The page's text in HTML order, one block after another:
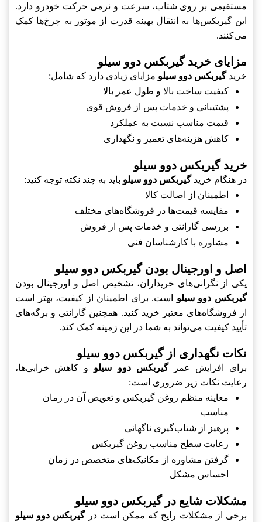
مستقیمی بر روی شتاب، سرعت و نرمی حرکت خودرو دارد.
این گیربکس‌ها به انتقال بهینه قدرت از موتور به چرخ‌ها کمک
می‌کنند.
مزایای خرید گیربکس دوو سیلو
خریدگیربکس دوو سیلو مزایای زیادی دارد که شامل:
کیفیت ساخت بالا و طول عمر بالا
پشتیبانی و خدمات پس از فروش قوی
قیمت مناسب نسبت به عملکرد
کاهش هزینه‌های تعمیر و نگهداری
خرید گیربکس دوو سیلو
در هنگام خریدگیربکس دوو سیلو باید به چند نکته توجه کنید:
اطمینان از اصالت کالا
مقایسه قیمت‌ها در فروشگاه‌های مختلف
بررسی گارانتی و خدمات پس از فروش
مشاوره با کارشناسان فنی
اصل و اورجینال بودن گیربکس دوو سیلو
یکی از نگرانی‌های خریداران، تشخیص اصل و اورجینال بودن
گیربکس دوو سیلو است. برای اطمینان از کیفیت، بهتر است
از فروشگاه‌های معتبر خرید کنید. همچنین گارانتی و برگه‌های
تأیید کیفیت می‌تواند به شما در این زمینه کمک کند.
نکات نگهداری از گیربکس دوو سیلو
برای افزایش عمرگیربکس دوو سیلو و کاهش خرابی‌ها،
رعایت نکات زیر ضروری است:
معاینه منظم روغن گیربکس و تعویض آن در زمان
مناسب
پرهيز از شتاب‌گیری ناگهانی
رعایت سطح مناسب روغن گیربکس
گرفتن مشاوره از مکانیک‌های متخصص در زمان
احساس مشکل
مشکلات شایع در گیربکس دوو سیلو
برخی از مشکلات رایج که ممکن است درگیربکس دوو سیلو